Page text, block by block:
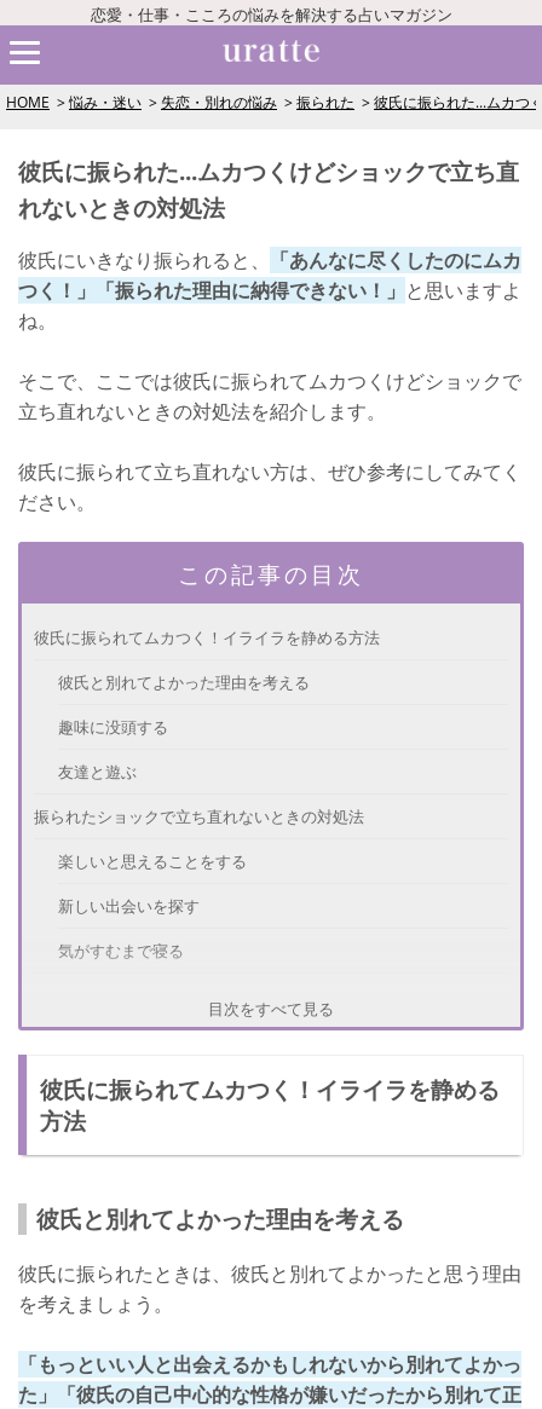
恋愛・仕事・こころの悩みを解決する占いマガジン
HOME 悩み・迷い 失恋・別れの悩み 振られた 彼氏に振られた...ムカつ
彼氏に振られた...ムカつくけどショックで立ち直
れないときの対処法
彼氏にいきなり振られると、
「あんなに尽くしたのにムカ
つく！」「振られた理由に納得できない！」 と思いますよ
ね。
そこで、ここでは彼氏に振られてムカつくけどショックで
立ち直れないときの対処法を紹介します。
彼氏に振られて立ち直れない方は、ぜひ参考にしてみてく
ださい。
この記事の目次
彼氏に振られてムカつく！イライラを静める方法
彼氏と別れてよかった理由を考える
趣味に没頭する
友達と遊ぶ
振られたショックで立ち直れないときの対処法
楽しいと思えることをする
新しい出会いを探す
気がすむまで寝る
元彼以上にいい人と付き合う
元彼のことを引きずらない
新しい恋をする
元彼のことを考えないですむ時間を過ごす
元彼の嫌な部分を思い出す
振られた元彼のことをまだ好きなときの対処法
目次をすべて見る
彼氏に振られてムカつく！イライラを静める
方法
彼氏と別れてよかった理由を考える
彼氏に振られたときは、彼氏と別れてよかったと思う理由
を考えましょう。
「もっといい人と出会えるかもしれないから別れてよかっ
た」「彼氏の自己中心的な性格が嫌いだったから別れて正